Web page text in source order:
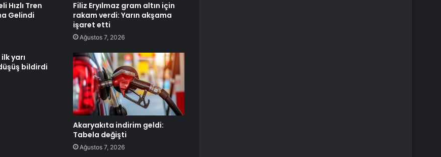
Hızlı Tren
Gelindi
Filiz Eryılmaz gram altın için
rakam verdi: Yarın akşama
işaret etti
Ağustos 7, 2026
yarı
bildirdi
Akaryakıta indirim geldi:
Tabela değişti
Ağustos 7, 2026